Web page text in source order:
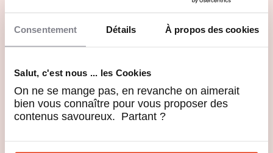
Consentement Détails À propos des cookies
Salut, c'est nous ... les Cookies
On ne se mange pas, en revanche on aimerait
bien vous connaître pour vous proposer des
contenus savoureux. Partant ?
DESEO UNIRME A UNA FRANQUICIA